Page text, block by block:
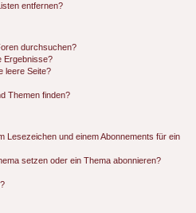
entfernen?
durchsuchen?
Ergebnisse?
leere Seite?
Themen finden?
Lesezeichen und einem Abonnements für ein
setzen oder ein Thema abonnieren?